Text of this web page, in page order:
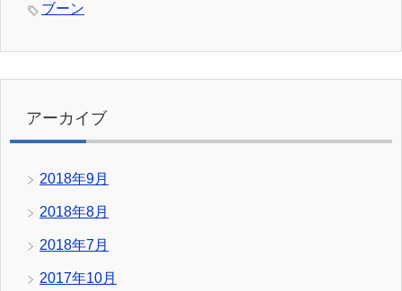
ブーン
アーカイブ
2018年9月
2018年8月
2018年7月
2017年10月